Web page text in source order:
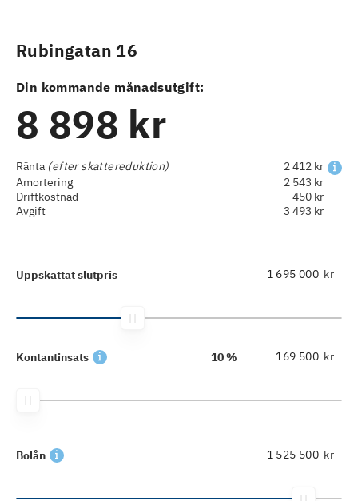
Rubingatan 16
Din kommande månadsutgift:
8 898 kr
Ränta (efter skattereduktion)
2 412 kr
Amortering
2 543 kr
Driftkostnad
450 kr
Avgift
3 493 kr
Uppskattat slutpris kr
Kontantinsats 10 % kr
Bolån kr